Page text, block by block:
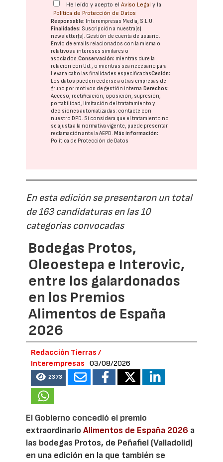
He leído y acepto elAviso Legal y la
Política de Protección de Datos
Responsable: Interempresas Media, S.L.U.
Finalidades: Suscripción a nuestra(s)
newsletter(s). Gestión de cuenta de usuario.
Envío de emails relacionados con la misma o
relativos a intereses similares o
asociados.Conservación: mientras dure la
relación con Ud., o mientras sea necesario para
llevar a cabo las finalidades especificadasCesión:
Los datos pueden cederse a otras empresas del
grupo por motivos de gestión interna.Derechos:
Acceso, rectificación, oposición, supresión,
portabilidad, limitación del tratatamiento y
decisiones automatizadas: contacte con
nuestro DPD. Si considera que el tratamiento no
se ajusta a la normativa vigente, puede presentar
reclamación ante laAEPD.Más información:
Política de Protección de Datos
En esta edición se presentaron un total
de 163 candidaturas en las 10
categorías convocadas
Bodegas Protos,
Oleoestepa e Interovic,
entre los galardonados
en los Premios
Alimentos de España
2026
Redacción Tierras /
Interempresas
03/08/2026
2373
El Gobierno concedió el premio
extraordinarioAlimentos de España 2026 a
las bodegas Protos, de Peñafiel (Valladolid)
en una edición en la que también se